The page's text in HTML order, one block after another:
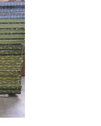
on line28
null in
wp-
on line